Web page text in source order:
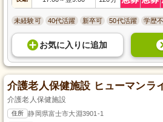
未経験可 40代活躍 新卒可 50代活躍 学歴
お気に入り に追加
介護老人保健施設 ヒューマンラ
介護老人保健施設
住所 静岡県富士市大淵3901-1